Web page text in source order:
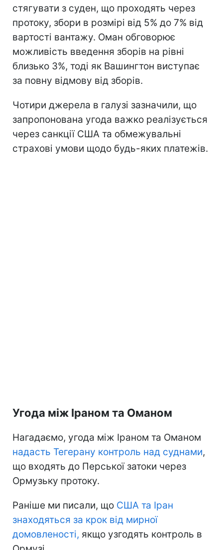
стягувати з суден, що проходять через
протоку, збори в розмірі від 5% до 7% від
вартості вантажу. Оман обговорює
можливість введення зборів на рівні
близько 3%, тоді як Вашингтон виступає
за повну відмову від зборів.
Чотири джерела в галузі зазначили, що
запропонована угода важко реалізується
через санкції США та обмежувальні
страхові умови щодо будь-яких платежів.
Угода між Іраном та Оманом
Нагадаємо, угода між Іраном та Оманом
надасть Тегерану контроль над суднами,
що входять до Перської затоки через
Ормузьку протоку.
Раніше ми писали, що США та Іран
знаходяться за крок від мирної
домовленості, якщо узгодять контроль в